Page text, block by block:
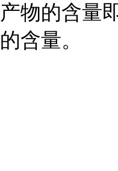
产物的含量
的含量。